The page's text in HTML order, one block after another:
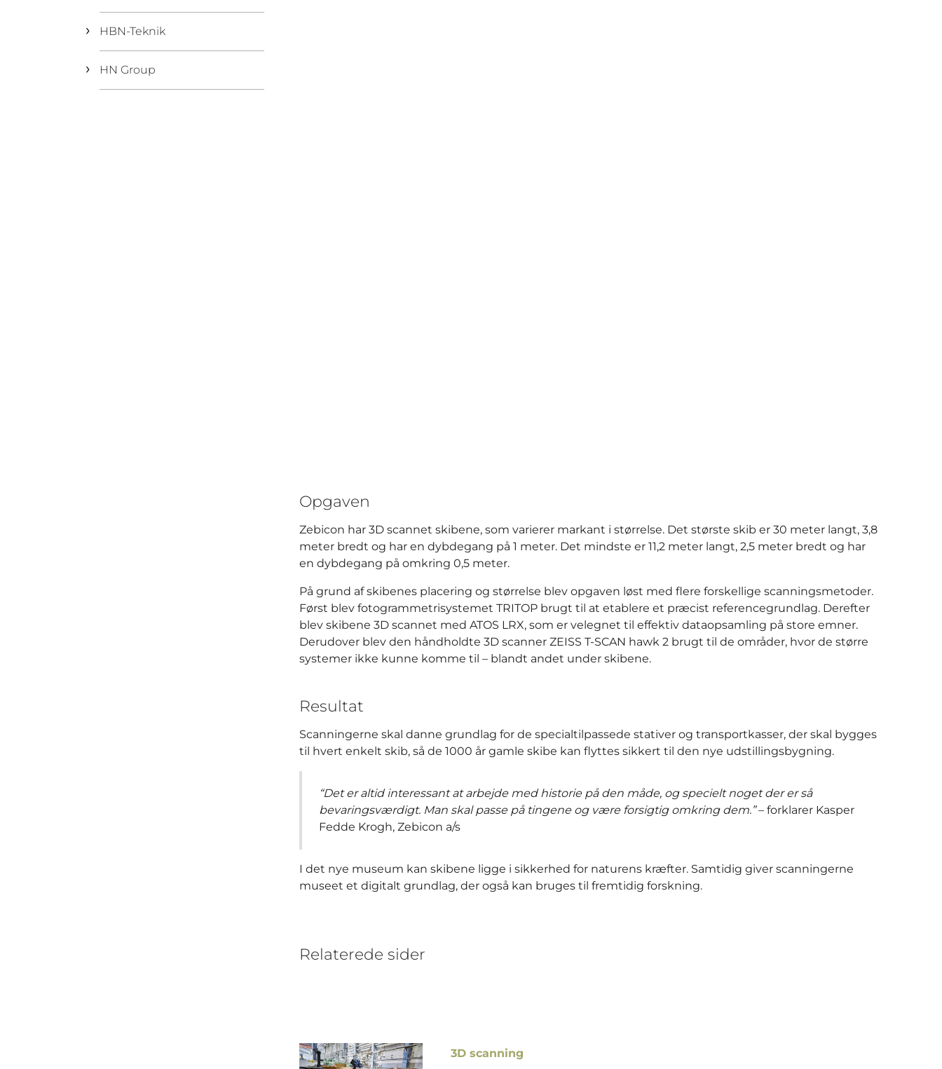
meter bredt og har en dybdegang på 1 meter. Det mindste er 11,2 meter langt, 2,5 meter bredt og har
På grund af skibenes placering og størrelse blev opgaven løst med flere forskellige scanningsmetoder.
Først blev fotogrammetrisystemet TRITOP brugt til at etablere et præcist referencegrundlag. Derefter
Derudover blev den håndholdte 3D scanner ZEISS T-SCAN hawk 2 brugt til de områder, hvor de større
systemer ikke kunne komme til – blandt andet under skibene.
Resultat
til hvert enkelt skib, så de 1000 år gamle skibe kan flyttes sikkert til den nye udstillingsbygning.
“Det er altid interessant at arbejde med historie på den måde, og specielt noget der er så
bevaringsværdigt. Man skal passe på tingene og være forsigtig omkring dem.”
– forklarer Kasper
I det nye museum kan skibene ligge i sikkerhed for naturens kræfter. Samtidig giver scanningerne
museet et digitalt grundlag, der også kan bruges til fremtidig forskning.
emne. Teknologien bruges primært til reverse engineering-opgaver eller
HBN-Teknik
HN Group